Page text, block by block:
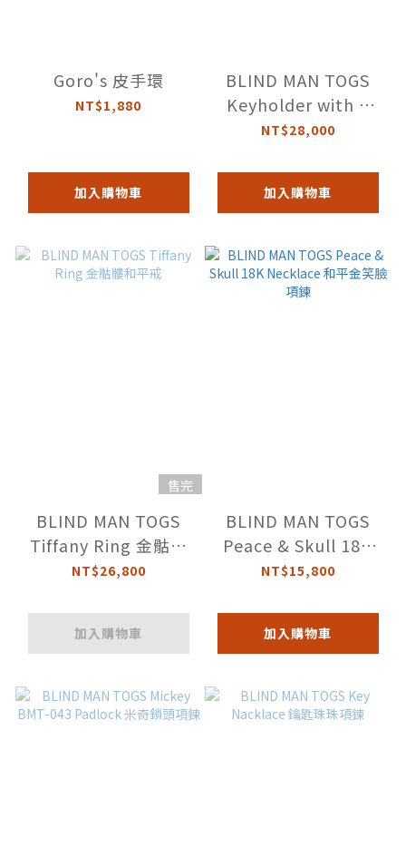
Goro's 皮手環
NT$1,880
加入購物車
BLIND MAN TOGS
Keyholder with a
key 鑰匙鑰匙圈
NT$28,000
加入購物車
售完
BLIND MAN TOGS
Tiffany Ring 金骷髏
和平戒
NT$26,800
加入購物車
BLIND MAN TOGS
Peace & Skull 18K
Necklace 和平金笑臉
NT$15,800
加入購物車